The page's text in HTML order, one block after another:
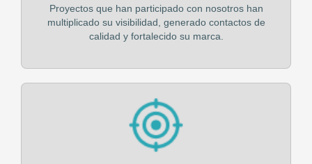
Proyectos que han participado con nosotros han
multiplicado su visibilidad, generado contactos de
calidad y fortalecido su marca.